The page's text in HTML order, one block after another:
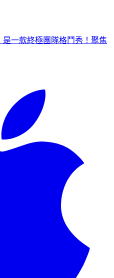
一款終極團隊格鬥秀！聚焦